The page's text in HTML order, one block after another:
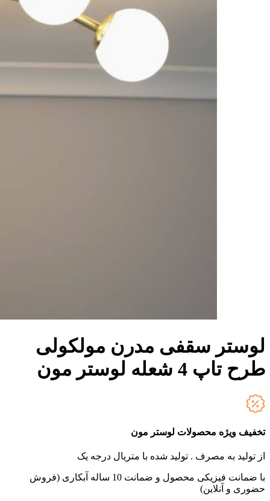
لوستر سقفی مدرن مولکولی
طرح تاپ 4 شعله لوستر مون
تخفیف ویژه محصولات لوستر مون
از تولید به مصرف . تولید شده با متریال درجه یک
با ضمانت فیزیکی محصول و ضمانت 10 ساله آبکاری (فروش
حضوری و آنلاین)